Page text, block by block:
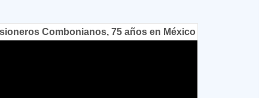
Combonianos, 75 años en México